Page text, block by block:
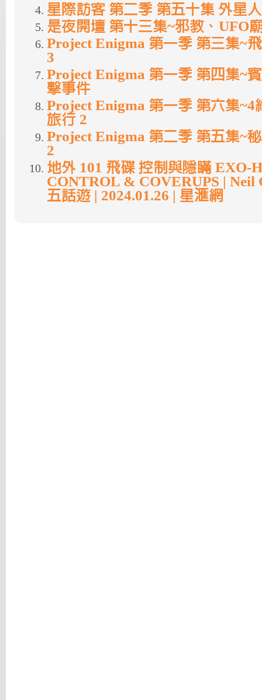
星際訪客 第二季 第五十集 外星
是夜開壇 第十三集~邪教、UFO
Project Enigma 第一季 第三集~
3
Project Enigma 第一季 第四集~
擊事件
Project Enigma 第一季 第六集~4
旅行 2
Project Enigma 第二季 第五集~
2
地外 101 飛碟 控制與隱瞞 EXO-
CONTROL & COVERUPS | Neil
五話遊 | 2024.01.26 | 星滙網